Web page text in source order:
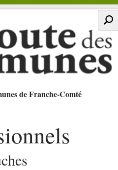
de Franche-Comté